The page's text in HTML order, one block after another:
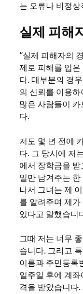
는 오류나 비정상
실제 피해
“실제 피해자의
제로 피해를 입은
다. 대부분의 경
의 신뢰를 이용
많은 사람들이
다.
저도 몇 년 전에
다. 그 당시에 저
에서 장학금을
일만 남겨주는
나서 그녀는 제
를 알려주며 제
있다고 말했습니
그때 저는 너무
습니다. 그리고
이름과 주민등록
일주일 후에 계
격을 받았습니다